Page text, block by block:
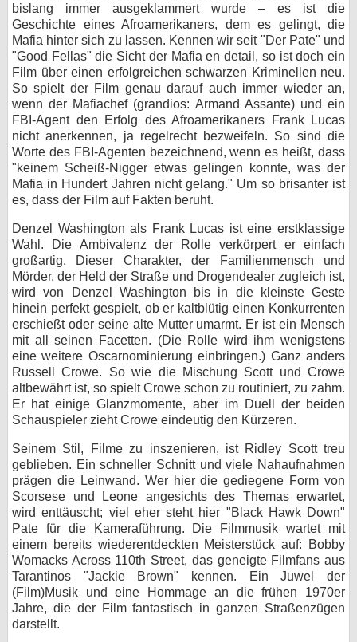
bislang immer ausgeklammert wurde – es ist die
Geschichte eines Afroamerikaners, dem es gelingt, die
Mafia hinter sich zu lassen. Kennen wir seit "Der Pate" und
"Good Fellas" die Sicht der Mafia en detail, so ist doch ein
Film über einen erfolgreichen schwarzen Kriminellen neu.
So spielt der Film genau darauf auch immer wieder an,
wenn der Mafiachef (grandios: Armand Assante) und ein
FBI-Agent den Erfolg des Afroamerikaners Frank Lucas
nicht anerkennen, ja regelrecht bezweifeln. So sind die
Worte des FBI-Agenten bezeichnend, wenn es heißt, dass
"keinem Scheiß-Nigger etwas gelingen konnte, was der
Mafia in Hundert Jahren nicht gelang." Um so brisanter ist
es, dass der Film auf Fakten beruht.
Denzel Washington als Frank Lucas ist eine erstklassige
Wahl. Die Ambivalenz der Rolle verkörpert er einfach
großartig. Dieser Charakter, der Familienmensch und
Mörder, der Held der Straße und Drogendealer zugleich ist,
wird von Denzel Washington bis in die kleinste Geste
hinein perfekt gespielt, ob er kaltblütig einen Konkurrenten
erschießt oder seine alte Mutter umarmt. Er ist ein Mensch
mit all seinen Facetten. (Die Rolle wird ihm wenigstens
eine weitere Oscarnominierung einbringen.) Ganz anders
Russell Crowe. So wie die Mischung Scott und Crowe
altbewährt ist, so spielt Crowe schon zu routiniert, zu zahm.
Er hat einige Glanzmomente, aber im Duell der beiden
Schauspieler zieht Crowe eindeutig den Kürzeren.
Seinem Stil, Filme zu inszenieren, ist Ridley Scott treu
geblieben. Ein schneller Schnitt und viele Nahaufnahmen
prägen die Leinwand. Wer hier die gediegene Form von
Scorsese und Leone angesichts des Themas erwartet,
wird enttäuscht; viel eher steht hier "Black Hawk Down"
Pate für die Kameraführung. Die Filmmusik wartet mit
einem bereits wiederentdeckten Meisterstück auf: Bobby
Womacks Across 110th Street, das geneigte Filmfans aus
Tarantinos "Jackie Brown" kennen. Ein Juwel der
(Film)Musik und eine Hommage an die frühen 1970er
Jahre, die der Film fantastisch in ganzen Straßenzügen
darstellt.